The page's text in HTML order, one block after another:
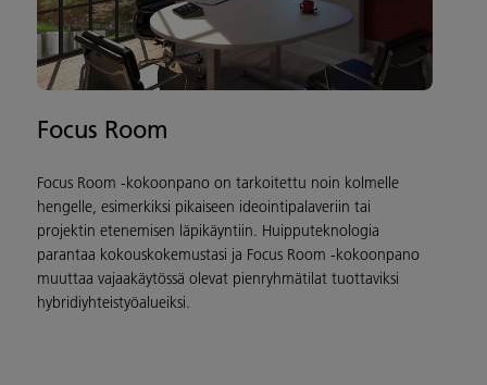
Focus Room
Focus Room -kokoonpano on tarkoitettu noin kolmelle
hengelle, esimerkiksi pikaiseen ideointipalaveriin tai
projektin etenemisen läpikäyntiin. Huipputeknologia
parantaa kokouskokemustasi ja Focus Room -kokoonpano
muuttaa vajaakäytössä olevat pienryhmätilat tuottaviksi
hybridiyhteistyöalueiksi.